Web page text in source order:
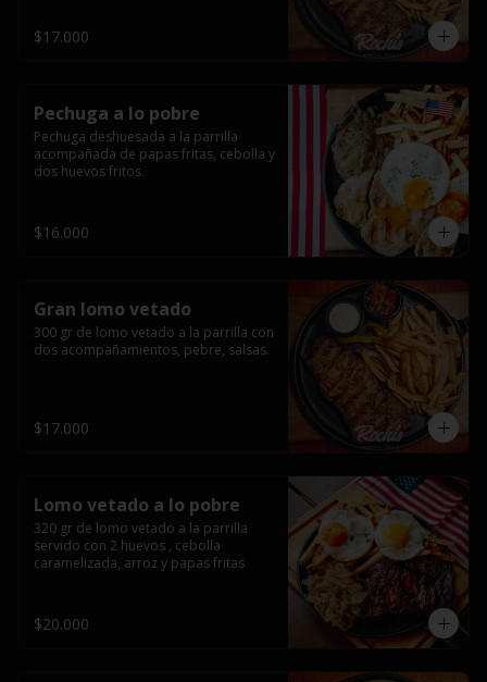
$17.000
Pechuga a lo pobre
Pechuga deshuesada a la parrilla
acompañada de papas fritas, cebolla y
dos huevos fritos.
$16.000
Gran lomo vetado
300 gr de lomo vetado a la parrilla con
dos acompañamientos, pebre, salsas.
$17.000
Lomo vetado a lo pobre
320 gr de lomo vetado a la parrilla
servido con 2 huevos , cebolla
caramelizada, arroz y papas fritas
$20.000